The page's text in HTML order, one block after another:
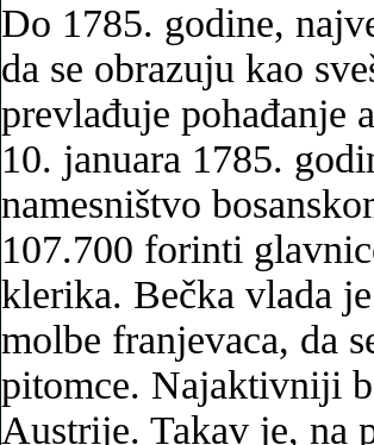
Do 1785. godine,
da se obrazuju kao
prevlađuje pohađanje
10. januara 1785.
namesništvo
107.700 forinti
klerika. Bečka vlada
molbe franjevaca, da
pitomce. Najaktivniji
Austrije. Takav je, na